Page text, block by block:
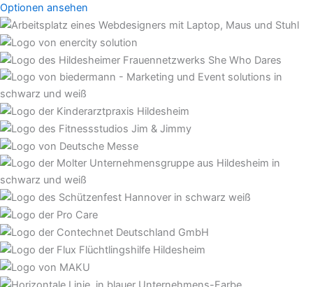
Optionen ansehen